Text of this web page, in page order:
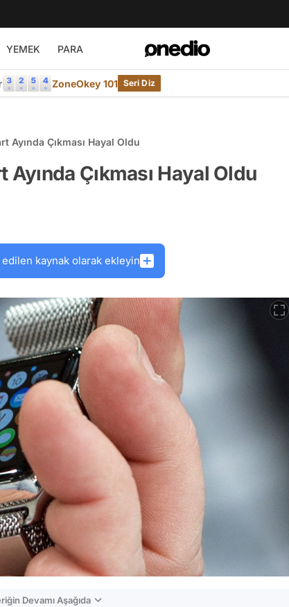
YEMEK PARA
ZoneOkey 101 Seri Diz
Ayında Çıkması Hayal Oldu
Çıkması Hayal Oldu
edilen kaynak olarak ekleyin
Devamı Aşağıda